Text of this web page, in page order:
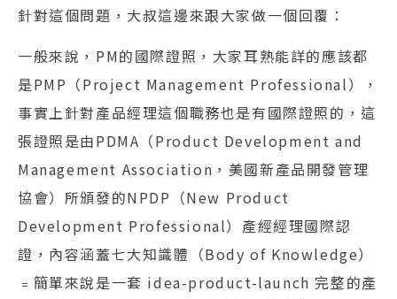
針對這個問題，大叔這邊來跟大家做一個回覆：
一般來說，PM的國際證照，大家耳熟能詳的應該都
是PMP（Project Management Professional），
事實上針對產品經理這個職務也是有國際證照的，這
張證照是由PDMA（Product Development and
Management Association，美國新產品開發管理
協會）所頒發的NPDP（New Product
Development Professional）產經經理國際認
證，內容涵蓋七大知識體（Body of Knowledge）
﹦簡單來說是一套 idea-product-launch 完整的產